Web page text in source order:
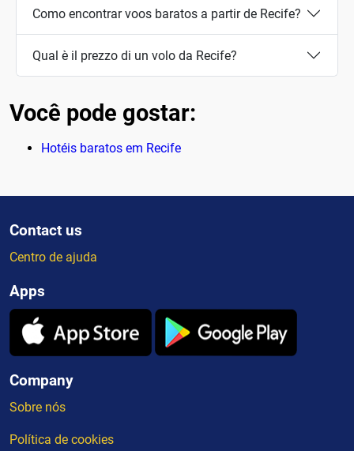
Como encontrar voos baratos a partir de Recife?
Qual è il prezzo di un volo da Recife?
Você pode gostar:
Hotéis baratos em Recife
Contact us
Centro de ajuda
Apps
Company
Sobre nós
Política de cookies